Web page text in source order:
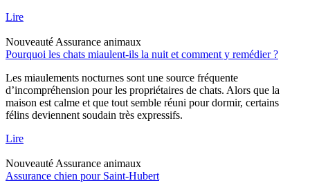
Lire
Nouveauté Assurance animaux
Pourquoi les chats miaulent-ils la nuit et comment y remédier ?
Les miaulements nocturnes sont une source fréquente
d’incompréhension pour les propriétaires de chats. Alors que la
maison est calme et que tout semble réuni pour dormir, certains
félins deviennent soudain très expressifs.
Lire
Nouveauté Assurance animaux
Assurance chien pour Saint-Hubert